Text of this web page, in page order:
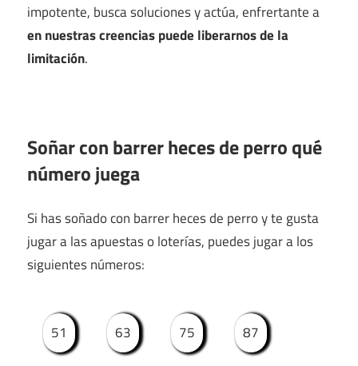
impotente, busca soluciones y actúa, enfrertante a
en nuestras creencias puede liberarnos de la
limitación.
Soñar con barrer heces de perro qué
número juega
Si has soñado con barrer heces de perro y te gusta
jugar a las apuestas o loterías, puedes jugar a los
siguientes números:
51 63 75 87